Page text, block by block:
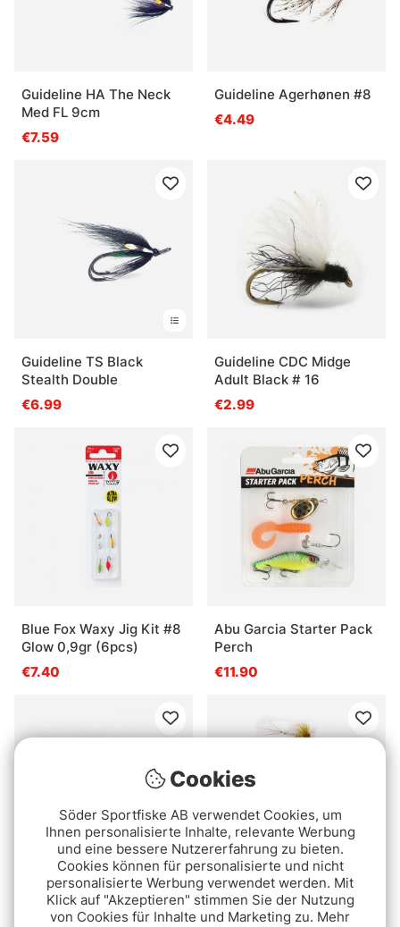
Guideline HA The Neck
Med FL 9cm
€7.59
Guideline Agerhønen #8
€4.49
Guideline TS Black
Stealth Double
€6.99
Guideline CDC Midge
Adult Black # 16
€2.99
Blue Fox Waxy Jig Kit #8
Glow 0,9gr (6pcs)
€7.40
Abu Garcia Starter Pack
Perch
€11.90
Fladen Sonic Spinners 5g
5pcs In Plastic Box
Mayflies 5-pack
€9.90
Cookies
Söder Sportfiske AB verwendet Cookies, um
Ihnen personalisierte Inhalte, relevante Werbung
und eine bessere Nutzererfahrung zu bieten.
Cookies können für personalisierte und nicht
personalisierte Werbung verwendet werden. Mit
Klick auf "Akzeptieren" stimmen Sie der Nutzung
von Cookies für Inhalte und Marketing zu. Mehr